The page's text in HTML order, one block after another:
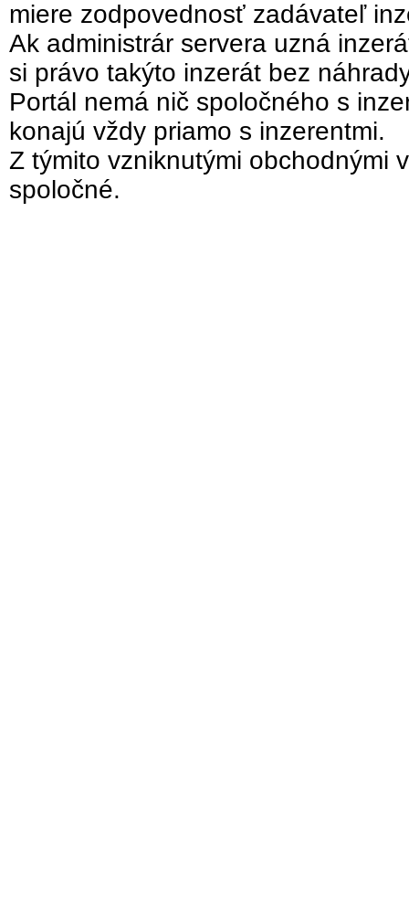
miere zodpovednosť zadávateľ
Ak administrár servera uzná
si právo takýto inzerát bez
Portál nemá nič spoločného s
konajú vždy priamo s inzerentmi.
Z týmito vzniknutými obchodnými
spoločné.